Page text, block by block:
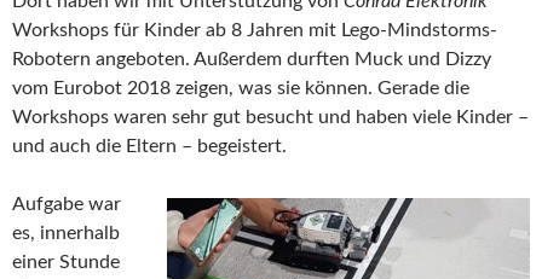
Workshops für Kinder ab 8 Jahren mit Lego-Mindstorms-
Robotern angeboten. Außerdem durften Muck und Dizzy
vom Eurobot 2018 zeigen, was sie können. Gerade die
Workshops waren sehr gut besucht und haben viele Kinder –
und auch die Eltern – begeistert.
Aufgabe war
es, innerhalb
einer Stunde